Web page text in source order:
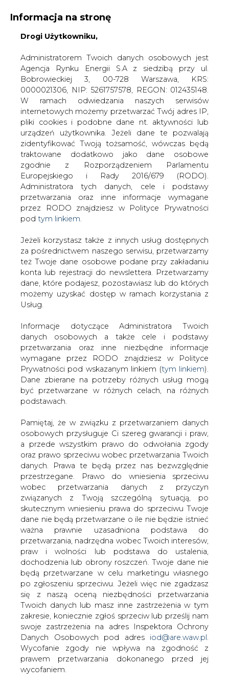
KONTAKT:
WYDAWCA PORTALU:
WYSOKI KONTRAST WIELKOŚĆ TEKSTU A A
ZALOGUJ SIĘ
WŁĄCZ CIRE.TV
Informacja na stronę
Drogi Użytkowniku,
Administratorem Twoich danych osobowych jest
Agencja Rynku Energii S.A z siedzibą przy ul.
Bobrowieckiej 3, 00-728 Warszawa, KRS:
0000021306, NIP: 5261757578, REGON: 012435148.
W ramach odwiedzania naszych serwisów
internetowych możemy przetwarzać Twój adres IP,
pliki cookies i podobne dane nt. aktywności lub
urządzeń użytkownika. Jeżeli dane te pozwalają
zidentyfikować Twoją tożsamość, wówczas będą
traktowane dodatkowo jako dane osobowe
zgodnie z Rozporządzeniem Parlamentu
Europejskiego i Rady 2016/679 (RODO).
Administratora tych danych, cele i podstawy
przetwarzania oraz inne informacje wymagane
przez RODO znajdziesz w Polityce Prywatności
pod tym linkiem.
Jeżeli korzystasz także z innych usług dostępnych
za pośrednictwem naszego serwisu, przetwarzamy
też Twoje dane osobowe podane przy zakładaniu
konta lub rejestracji do newslettera. Przetwarzamy
dane, które podajesz, pozostawiasz lub do których
możemy uzyskać dostęp w ramach korzystania z
Usług.
Informacje dotyczące Administratora Twoich
danych osobowych a także cele i podstawy
przetwarzania oraz inne niezbędne informacje
wymagane przez RODO znajdziesz w Polityce
Prywatności pod wskazanym linkiem (tym linkiem).
Dane zbierane na potrzeby różnych usług mogą
być przetwarzane w różnych celach, na różnych
podstawach.
Pamiętaj, że w związku z przetwarzaniem danych
osobowych przysługuje Ci szereg gwarancji i praw,
a przede wszystkim prawo do odwołania zgody
oraz prawo sprzeciwu wobec przetwarzania Twoich
danych. Prawa te będą przez nas bezwzględnie
przestrzegane. Prawo do wniesienia sprzeciwu
wobec przetwarzania danych z przyczyn
związanych z Twoją szczególną sytuacją, po
skutecznym wniesieniu prawa do sprzeciwu Twoje
dane nie będą przetwarzane o ile nie będzie istnieć
ważna prawnie uzasadniona podstawa do
przetwarzania, nadrzędna wobec Twoich interesów,
praw i wolności lub podstawa do ustalenia,
dochodzenia lub obrony roszczeń. Twoje dane nie
będą przetwarzane w celu marketingu własnego
po zgłoszeniu sprzeciwu. Jeżeli więc nie zgadzasz
się z naszą oceną niezbędności przetwarzania
Twoich danych lub masz inne zastrzeżenia w tym
zakresie, koniecznie zgłoś sprzeciw lub prześlij nam
swoje zastrzeżenia na adres Inspektora Ochrony
Danych Osobowych pod adres iod@are.waw.pl.
Wycofanie zgody nie wpływa na zgodność z
prawem przetwarzania dokonanego przed jej
wycofaniem.
Strona główna RYNEK GAZU /
Czy PGNIG wróci do
Iranu?
2015-07-15 00:00
skomentuj
udostępnij:
Czy PGNIG wróci do Iranu?
Uruchomienie dostaw ropy z Iranu do
Europy utrwali ceny surowca na
stosunkowo niskim poziomie. Otwarcie
tamtejszego rynku może też przyczynić
się do zwiększenia potencjału
wydobywczego PGNiG i Orlenu , które
mają szansę zawalczyć o średniej
wielkości złoża w Iranie.
We wtorek osiągnięto ostateczne porozumienie między
sześcioma światowymi mocarstwami a Iranem,
ograniczające irański program nuklearny w zamian za